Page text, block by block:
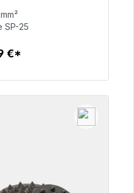
€
SP-25
€*